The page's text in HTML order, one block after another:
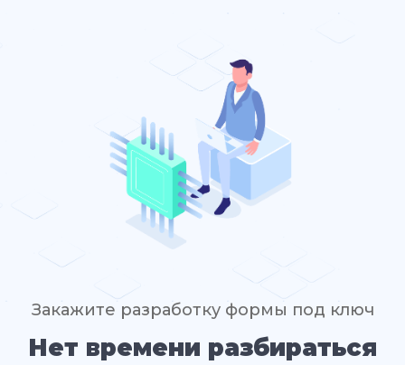
Закажите разработку формы под ключ
Нет времени разбираться